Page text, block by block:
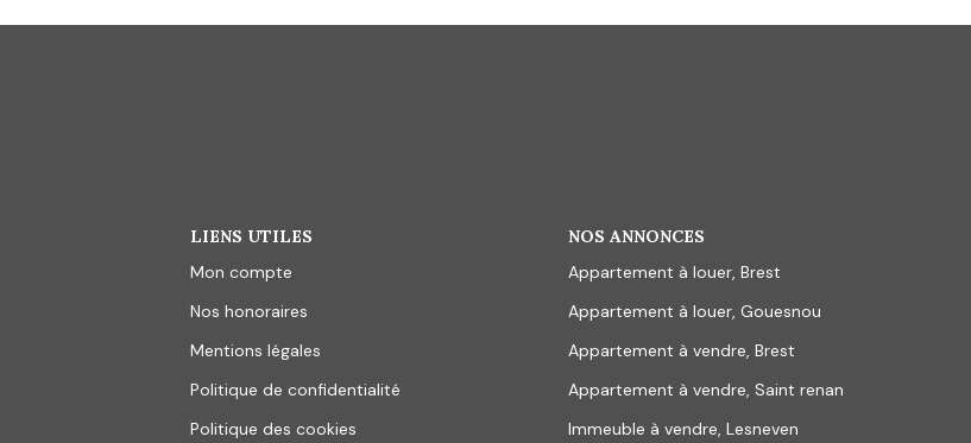
LIENS UTILES
Mon compte
Nos honoraires
Mentions légales
Politique de confidentialité
Politique des cookies
NOS ANNONCES
Appartement à louer, Brest
Appartement à louer, Gouesnou
Appartement à vendre, Brest
Appartement à vendre, Saint renan
Immeuble à vendre, Lesneven